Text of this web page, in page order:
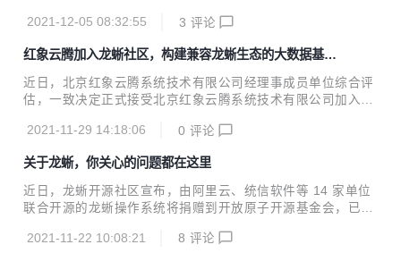
系统、生产作业系统等多个领域的应用需求，为客户提供全生
月，公司基于自主创新的知识产权，专注于研发设计国产全功
理加速、超高清视频编解码和高性能计算等多种组合工作负
载，致力于构建视觉计算及人工智能领域计算平台，助力中国
建立本土高性能计算生态系统。其中，操作系统平台和软件生
硬件的无缝协作，才能激发更大的创新潜能，为企业用户带来
2021-12-05 08:32:55 3 评论
红象云腾加入龙蜥社区，构建兼容龙蜥生态的大数据基础
平台
近日，北京红象云腾系统技术有限公司经理事成员单位综合评
估，一致决定正式接受北京红象云腾系统技术有限公司加入龙
础软件厂商，为政府和企事业提供基于 Apache Hadoop 生态
致力于 Apache Hadoop 架构在中国的普及和推广，专注于打
造中国自主可控的大数据基础存储和处理软件平台。红象云腾
已经和国内、国际多家芯片、操作系统、服务器厂商建立广泛
参与国际技术开源社区的建设。 在未来，红象云腾(REDOO
2021-11-29 14:18:06 0 评论
关于龙蜥，你关心的问题都在这里
近日，龙蜥开源社区宣布，由阿里云、统信软件等 14 家单位
联合开源的龙蜥操作系统将捐赠到开放原子开源基金会，已全
务器操作系统，支持 X86、ARM、龙芯(LoongArch)等多种芯
2021-11-22 10:08:21 8 评论